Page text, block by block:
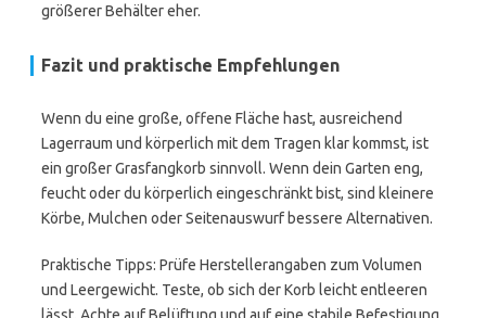
größerer Behälter eher.
Fazit und praktische Empfehlungen
Wenn du eine große, offene Fläche hast, ausreichend
Lagerraum und körperlich mit dem Tragen klar kommst, ist
ein großer Grasfangkorb sinnvoll. Wenn dein Garten eng,
feucht oder du körperlich eingeschränkt bist, sind kleinere
Körbe, Mulchen oder Seitenauswurf bessere Alternativen.
Praktische Tipps: Prüfe Herstellerangaben zum Volumen
und Leergewicht. Teste, ob sich der Korb leicht entleeren